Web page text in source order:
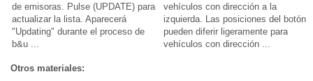
de emisoras. Pulse (UPDATE) para
actualizar la lista. Aparecerá
"Updating" durante el proceso de
b&u ...
vehículos con dirección a la
izquierda. Las posiciones del botón
pueden diferir ligeramente para
vehículos con dirección ...
Otros materiales: